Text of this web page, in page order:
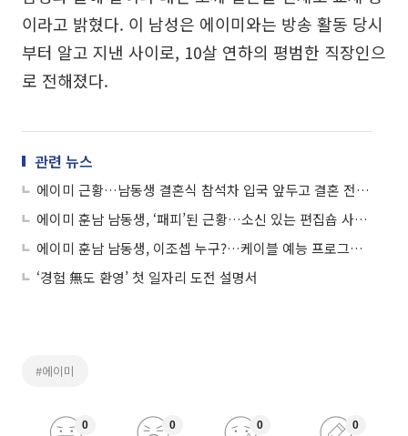
이라고 밝혔다. 이 남성은 에이미와는 방송 활동 당시
부터 알고 지낸 사이로, 10살 연하의 평범한 직장인으
로 전해졌다.
관련 뉴스
에이미 근황…남동생 결혼식 참석차 입국 앞두고 결혼 전제 열애 ‘10살 연하 연인 누구?’
에이미 훈남 남동생, ‘패피’된 근황…소신 있는 편집숍 사장님 ‘눈길’
에이미 훈남 남동생, 이조셉 누구?…케이블 예능 프로그램 '스위트룸4' 함께 출연하기도
‘경험 無도 환영’ 첫 일자리 도전 설명서
#에이미
0 0 0 0